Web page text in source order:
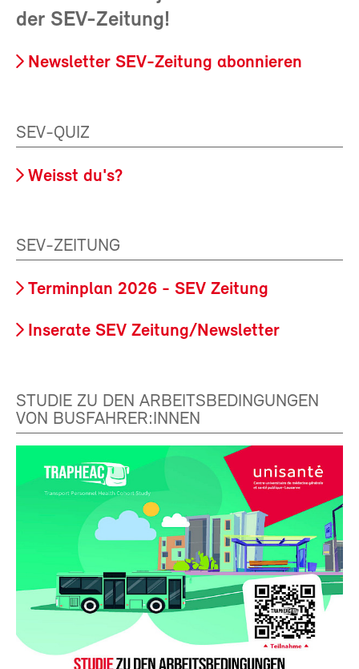
der SEV-Zeitung!
Newsletter SEV-Zeitung abonnieren
SEV-QUIZ
Weisst du's?
SEV-ZEITUNG
Terminplan 2026 - SEV Zeitung
Inserate SEV Zeitung/Newsletter
STUDIE ZU DEN ARBEITSBEDINGUNGEN
VON BUSFAHRER:INNEN